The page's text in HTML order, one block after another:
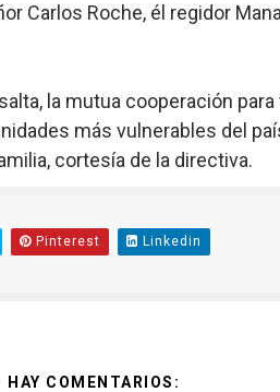
Carlos Roche, él regidor
la mutua cooperación
más vulnerables del
cortesía de la directiva.
Pinterest Linkedin
HAY COMENTARIOS: